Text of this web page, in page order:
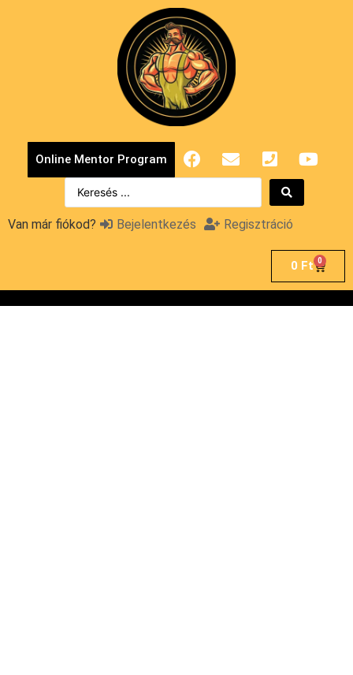
Online Mentor Program
Van már fiókod? Bejelentkezés Regisztráció
0 Ft 0